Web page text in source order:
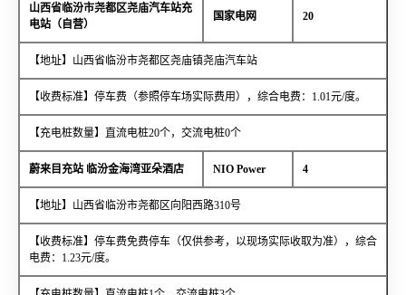
山西省临汾市尧都区尧庙汽车站充
电站（自营）
国家电网 20
【地址】山西省临汾市尧都区尧庙镇尧庙汽车站
【收费标准】停车费（参照停车场实际费用），综合电费：1.01元/度。
【充电桩数量】直流电桩20个，交流电桩0个
蔚来目充站 临汾金海湾亚朵酒店 NIO Power 4
【地址】山西省临汾市尧都区向阳西路310号
【收费标准】停车费免费停车（仅供参考，以现场实际收取为准），综合
电费：1.23元/度。